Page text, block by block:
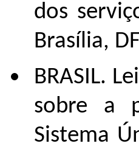
dos
Brasília,
BRASIL.
sobre a
Sistema